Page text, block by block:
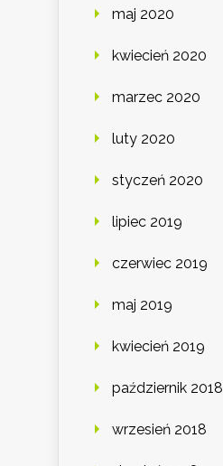
maj 2020
kwiecień 2020
marzec 2020
luty 2020
styczeń 2020
lipiec 2019
czerwiec 2019
maj 2019
kwiecień 2019
październik 2018
wrzesień 2018